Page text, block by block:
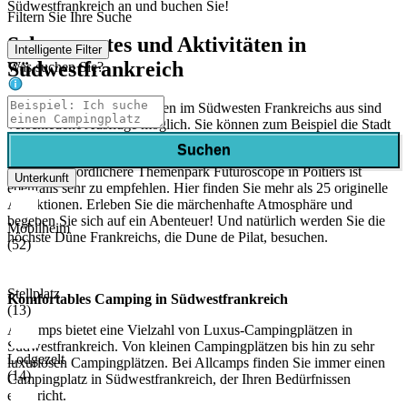
Südwestfrankreich an und buchen Sie!
Sehenswertes und Aktivitäten in
Südwestfrankreich
Von unseren Campingplätzen im Südwesten Frankreichs aus sind
verschiedene Ausflüge möglich. Sie können zum Beispiel die Stadt
Bordeaux an der Atlantikküste besuchen.
Der etwas nördlichere Themenpark Futuroscope in Poitiers ist
ebenfalls sehr zu empfehlen. Hier finden Sie mehr als 25 originelle
Attraktionen. Erleben Sie die märchenhafte Atmosphäre und
begeben Sie sich auf ein Abenteuer! Und natürlich werden Sie die
höchste Düne Frankreichs, die Dune de Pilat, besuchen.
Komfortables Camping in Südwestfrankreich
Allcamps bietet eine Vielzahl von Luxus-Campingplätzen in
Südwestfrankreich. Von kleinen Campingplätzen bis hin zu sehr
luxuriösen Campingplätzen. Bei Allcamps finden Sie immer einen
Campingplatz in Südwestfrankreich, der Ihren Bedürfnissen
entspricht.
Filtern Sie Ihre Suche
Intelligente Filter
Was suchen Sie?
Suchen
Unterkunft
Mobilheim
(52)
Stellplatz
(13)
Lodgezelt
(14)